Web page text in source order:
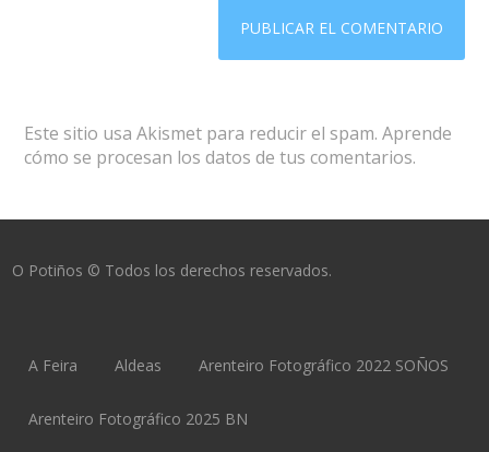
Este sitio usa Akismet para reducir el spam. Aprende
cómo se procesan los datos de tus comentarios.
O Potiños © Todos los derechos reservados.
A Feira Aldeas Arenteiro Fotográfico 2022 SOÑOS
Arenteiro Fotográfico 2025 BN